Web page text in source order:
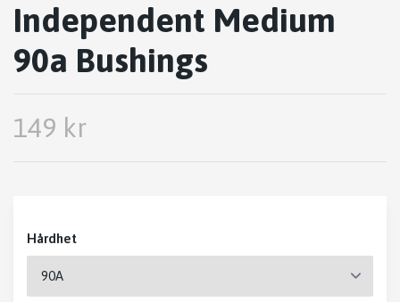
Independent Medium
90a Bushings
149 kr
Hårdhet